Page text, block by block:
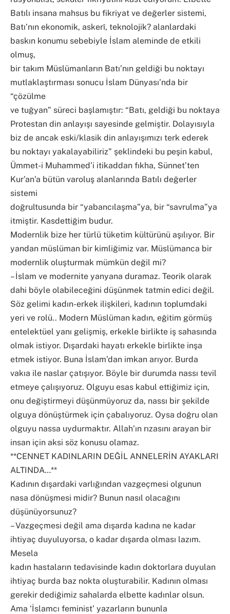
Batılı insana mahsus bu fikriyat ve değerler sistemi,
Batı’nın ekonomik, askerî, teknolojik? alanlardaki
baskın konumu sebebiyle İslam aleminde de etkili
olmuş,
bir takım Müslümanların Batı’nın geldiği bu noktayı
mutlaklaştırması sonucu İslam Dünyası’nda bir
“çözülme
ve tuğyan” süreci başlamıştır: “Batı, geldiği bu noktaya
Protestan din anlayışı sayesinde gelmiştir. Dolayısıyla
biz de ancak eski/klasik din anlayışımızı terk ederek
bu noktayı yakalayabiliriz” şeklindeki bu peşin kabul,
Ümmet-i Muhammed’i itikaddan fıkha, Sünnet’ten
Kur’an’a bütün varoluş alanlarında Batılı değerler
sistemi
doğrultusunda bir “yabancılaşma”ya, bir “savrulma”ya
itmiştir. Kasdettiğim budur.
Modernlik bize her türlü tüketim kültürünü aşılıyor. Bir
yandan müslüman bir kimliğimiz var. Müslümanca bir
modernlik oluşturmak mümkün değil mi?
– İslam ve modernite yanyana duramaz. Teorik olarak
dahi böyle olabileceğini düşünmek tatmin edici değil.
Söz gelimi kadın-erkek ilişkileri, kadının toplumdaki
yeri ve rolü.. Modern Müslüman kadın, eğitim görmüş
entelektüel yanı gelişmiş, erkekle birlikte iş sahasında
olmak istiyor. Dışardaki hayatı erkekle birlikte inşa
etmek istiyor. Buna İslam’dan imkan arıyor. Burda
vakıa ile naslar çatışıyor. Böyle bir durumda nassı tevil
etmeye çalışıyoruz. Olguyu esas kabul ettiğimiz için,
onu değiştirmeyi düşünmüyoruz da, nassı bir şekilde
olguya dönüştürmek için çabalıyoruz. Oysa doğru olan
olguyu nassa uydurmaktır. Allah’ın rızasını arayan bir
insan için aksi söz konusu olamaz.
**CENNET KADINLARIN DEĞİL ANNELERİN AYAKLARI
ALTINDA…**
Kadının dışardaki varlığından vazgeçmesi olgunun
nasa dönüşmesi midir? Bunun nasıl olacağını
düşünüyorsunuz?
– Vazgeçmesi değil ama dışarda kadına ne kadar
ihtiyaç duyuluyorsa, o kadar dışarda olması lazım.
Mesela
kadın hastaların tedavisinde kadın doktorlara duyulan
ihtiyaç burda baz nokta oluşturabilir. Kadının olması
gerekir dediğimiz sahalarda elbette kadınlar olsun.
Ama ‘İslamcı feminist’ yazarların bununla